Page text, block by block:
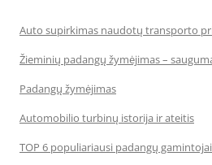
Auto supirkimas naudotų transporto
Žieminių padangų žymėjimas –
Padangų žymėjimas
Automobilio turbinų istorija ir ateitis
TOP 6 populiariausi padangų